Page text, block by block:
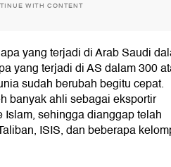
WITH CONTENT
yang terjadi di Arab Saudi
yang terjadi di AS dalam 300
sudah berubah begitu cepat.
banyak ahli sebagai eksportir
sehingga dianggap telah
ISIS, dan beberapa